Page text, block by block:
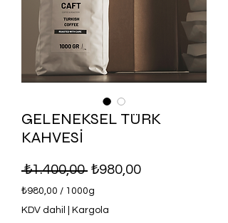
GELENEKSEL TÜRK
KAHVESİ
₺1.400,00 Normal Fiyat
₺980,00İndirimli Fiyat
₺980,00 / 1000g
KDV dahil Kargola